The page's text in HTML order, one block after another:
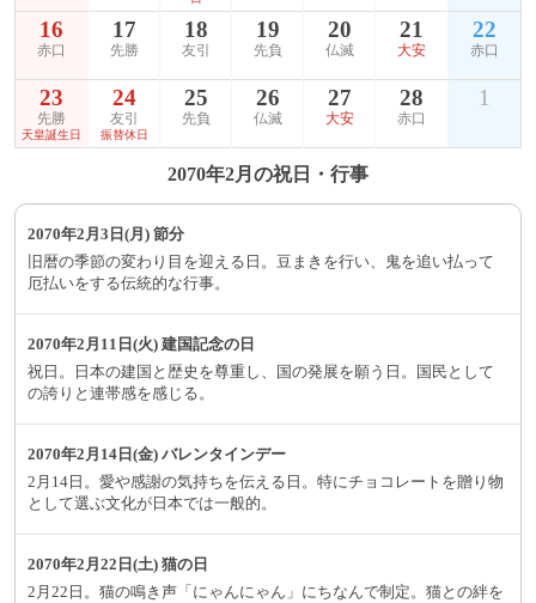
16
赤口
17
先勝
18
友引
19
先負
20
仏滅
21
大安
22
赤口
23
先勝
天皇誕生日
24
友引
振替休日
25
先負
26
仏滅
27
大安
28
赤口
1
2070年2月の祝日・行事
2070年2月3日(月) 節分
旧暦の季節の変わり目を迎える日。豆まきを行い、鬼を追い払って
厄払いをする伝統的な行事。
2070年2月11日(火) 建国記念の日
祝日。日本の建国と歴史を尊重し、国の発展を願う日。国民として
の誇りと連帯感を感じる。
2070年2月14日(金) バレンタインデー
2月14日。愛や感謝の気持ちを伝える日。特にチョコレートを贈り物
として選ぶ文化が日本では一般的。
2070年2月22日(土) 猫の日
2月22日。猫の鳴き声「にゃんにゃん」にちなんで制定。猫との絆を